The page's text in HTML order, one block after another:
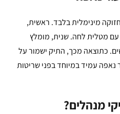
מינימלית בלבד. ראשית,
מטלית לחה. שנית, מומלץ
כתוצאה מכך, התיק ישמור על
נאפה עמיד במיוחד בפני שריטות
מנהלים?